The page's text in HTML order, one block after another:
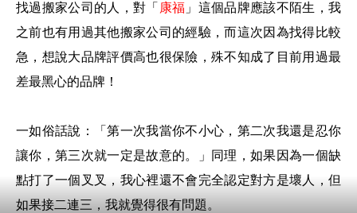
找過搬家公司的人，對「 康福 」這個品牌應該不陌生，我
之前也有用過其他搬家公司的經驗，而這次因為找得比較
急，想說大品牌評價高也很保險，殊不知成了目前用過最
差最黑心的品牌！
一如俗話說：「第一次我當你不小心，第二次我還是忍你
讓你，第三次就一定是故意的。」同理，如果因為一個缺
點打了一個叉叉，我心裡還不會完全認定對方是壞人，但
如果接二連三，我就覺得很有問題。